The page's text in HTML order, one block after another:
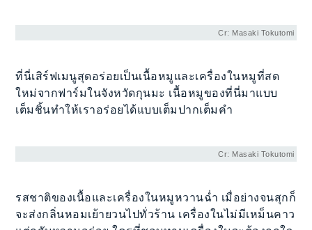
Cr: Masaki Tokutomi
ที่นี่เสิร์ฟเมนูสุดอร่อยเป็นเนื้อหมูและเครื่องในหมูที่สด
ใหม่จากฟาร์มในจังหวัดกุนมะ เนื้อหมูของที่นี่มาแบบ
เต็มชิ้นทำให้เราอร่อยได้แบบเต็มปากเต็มคำ
Cr: Masaki Tokutomi
รสชาติของเนื้อและเครื่องในหมูหวานฉ่ำ เมื่อย่างจนสุกก็
จะส่งกลิ่นหอมเย้ายวนไปทั่วร้าน เครื่องในไม่มีเหม็นคาว